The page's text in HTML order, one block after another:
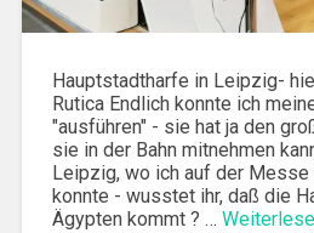
Hauptstadtharfe in Leipzig-
Rutica Endlich konnte ich
"ausführen" - sie hat ja den
sie in der Bahn mitnehmen
Leipzig, wo ich auf der
konnte - wusstet ihr, daß die
Ägypten kommt ? …